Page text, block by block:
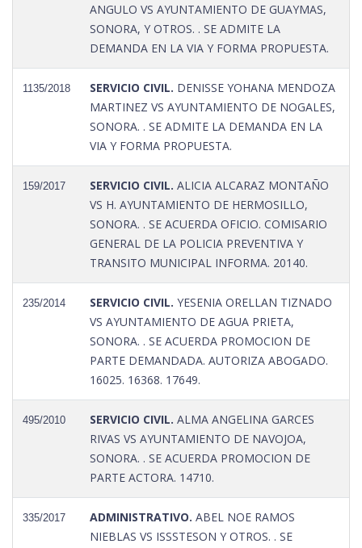
ANGULO VS AYUNTAMIENTO DE GUAYMAS,
SONORA, Y OTROS. . SE ADMITE LA
DEMANDA EN LA VIA Y FORMA PROPUESTA.
1135/2018 SERVICIO CIVIL. DENISSE YOHANA MENDOZA
MARTINEZ VS AYUNTAMIENTO DE NOGALES,
SONORA. . SE ADMITE LA DEMANDA EN LA
VIA Y FORMA PROPUESTA.
159/2017 SERVICIO CIVIL. ALICIA ALCARAZ MONTAÑO
VS H. AYUNTAMIENTO DE HERMOSILLO,
SONORA. . SE ACUERDA OFICIO. COMISARIO
GENERAL DE LA POLICIA PREVENTIVA Y
TRANSITO MUNICIPAL INFORMA. 20140.
235/2014 SERVICIO CIVIL. YESENIA ORELLAN TIZNADO
VS AYUNTAMIENTO DE AGUA PRIETA,
SONORA. . SE ACUERDA PROMOCION DE
PARTE DEMANDADA. AUTORIZA ABOGADO.
16025. 16368. 17649.
495/2010 SERVICIO CIVIL. ALMA ANGELINA GARCES
RIVAS VS AYUNTAMIENTO DE NAVOJOA,
SONORA. . SE ACUERDA PROMOCION DE
PARTE ACTORA. 14710.
335/2017 ADMINISTRATIVO. ABEL NOE RAMOS
NIEBLAS VS ISSSTESON Y OTROS. . SE